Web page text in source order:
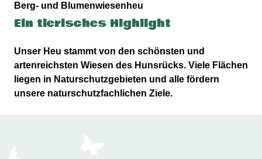
Berg- und Blumenwiesenheu
Ein tierisches Highlight
Unser Heu stammt von den schönsten und
artenreichsten Wiesen des Hunsrücks. Viele Flächen
liegen in Naturschutzgebieten und alle fördern
unsere naturschutzfachlichen Ziele.